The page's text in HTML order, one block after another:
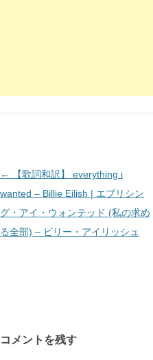
投
稿
ナ
ビ
←
【歌詞和訳】 everything i
wanted – Billie Eilish | エブリシン
グ・アイ・ウォンテッド (私の求め
る全部) – ビリー・アイリッシュ
コメントを残す